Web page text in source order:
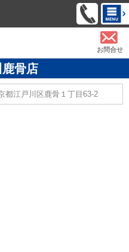
お問合せ
鹿骨店
都江戸川区鹿骨１丁目63-2